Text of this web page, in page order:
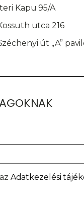
Kapu 95/A
utca 216
út „A”
Adatkezelési